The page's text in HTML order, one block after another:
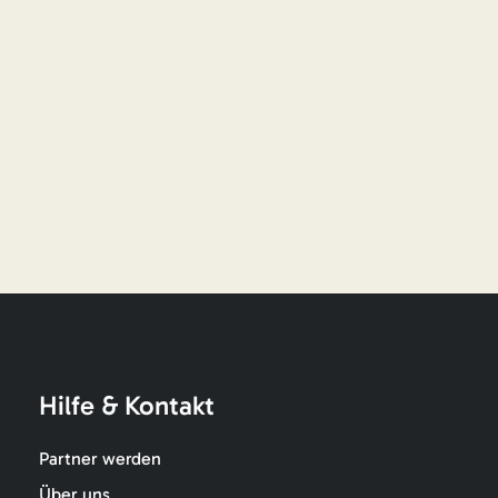
Hilfe & Kontakt
Partner werden